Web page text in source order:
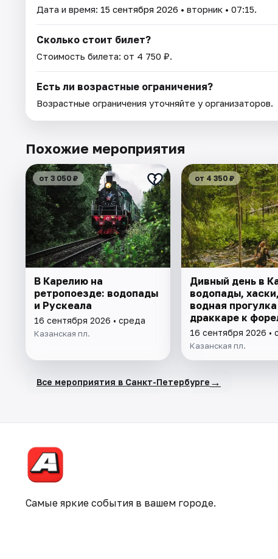
Дата и время: 15 сентября 2026 • вторник • 07:15.
Сколько стоит билет?
Стоимость билета: от 4 750 ₽.
Есть ли возрастные ограничения?
Возрастные ограничения уточняйте у организаторов.
Похожие мероприятия
от 3 050 ₽
В Карелию на
ретропоезде: водопады
и Рускеала
16 сентября 2026 • среда
Казанская пл.
от 4 350 ₽
Дивный день в
водопады, хаски,
водная
драккаре к
ферме
16 сентября 2026 •
Казанская пл.
Все мероприятия в Санкт-Петербурге →
Самые яркие события в вашем городе.